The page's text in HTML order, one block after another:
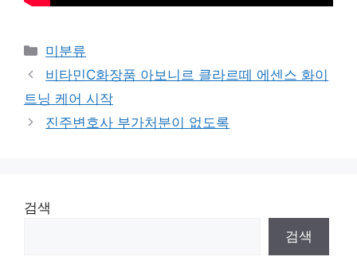
Categories
미분류
비타민C화장품 아보니르 클라르떼 에센스 화이
트닝 케어 시작
진주변호사 부가처분이 없도록
검색
검색